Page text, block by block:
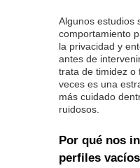
Algunos estudios
comportamiento
la privacidad y
antes de
trata de timidez o
veces es una
más cuidado
ruidosos.
Por qué nos
perfiles vacíos